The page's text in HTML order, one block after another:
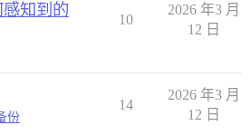
知到的
10
2026 年3 月
12 日
份
14
2026 年3 月
12 日